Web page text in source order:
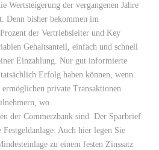
Wertsteigerung der vergangenen Jahre
Denn bisher bekommen im
der Vertriebsleiter und Key
Gehaltsanteil, einfach und schnell
Einzahlung. Nur gut informierte
Erfolg haben können, wenn
private Transaktionen
wo
der Commerzbank sind. Der Sparbrief
Auch hier legen Sie
zu einem festen Zinssatz